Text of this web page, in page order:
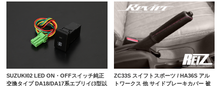
SUZUKI02 LED ON・OFFスイッチ純正
交換タイプ DA18/DA17系エブリイ(3型以
ZC33S スイフトスポーツ / HA36S アル
トワークス 他 サイドブレーキカバー 被